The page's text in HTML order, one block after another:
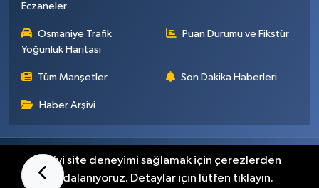
Eczaneler
Osmaniye Trafik
Yoğunluk Haritası
Puan Durumu ve Fikstür
Tüm Manşetler Son Dakika Haberleri
Haber Arşivi
Künye İletişim Gizlilik Sözleşmesi
En iyi site deneyimi sağlamak için çerezlerden
faydalanıyoruz. Detaylar için lütfen tıklayın.